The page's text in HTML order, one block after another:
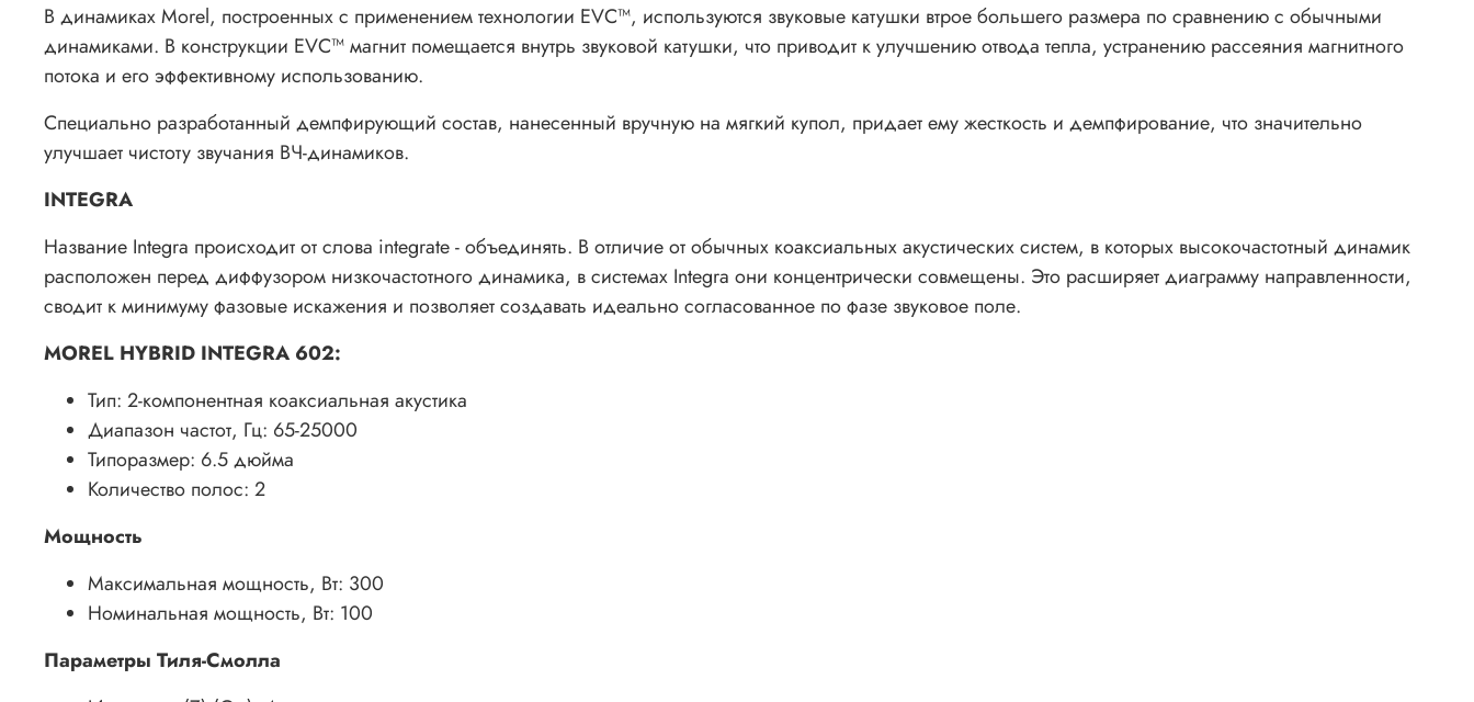
В динамиках Morel, построенных с применением технологии EVC™, используются звуковые катушки втрое большего размера по сравнению с обычными
динамиками. В конструкции EVC™ магнит помещается внутрь звуковой катушки, что приводит к улучшению отвода тепла, устранению рассеяния магнитного
потока и его эффективному использованию.
Специально разработанный демпфирующий состав, нанесенный вручную на мягкий купол, придает ему жесткость и демпфирование, что значительно
улучшает чистоту звучания ВЧ-динамиков.
INTEGRA
Название Integra происходит от слова integrate - объединять. В отличие от обычных коаксиальных акустических систем, в которых высокочастотный динамик
расположен перед диффузором низкочастотного динамика, в системах Integra они концентрически совмещены. Это расширяет диаграмму направленности,
сводит к минимуму фазовые искажения и позволяет создавать идеально согласованное по фазе звуковое поле.
MOREL HYBRID INTEGRA 602:
Тип: 2-компонентная коаксиальная акустика
Диапазон частот, Гц: 65-25000
Типоразмер: 6.5 дюйма
Количество полос: 2
Mощность
Максимальная мощность, Вт: 300
Номинальная мощность, Вт: 100
Параметры Тиля-Смолла